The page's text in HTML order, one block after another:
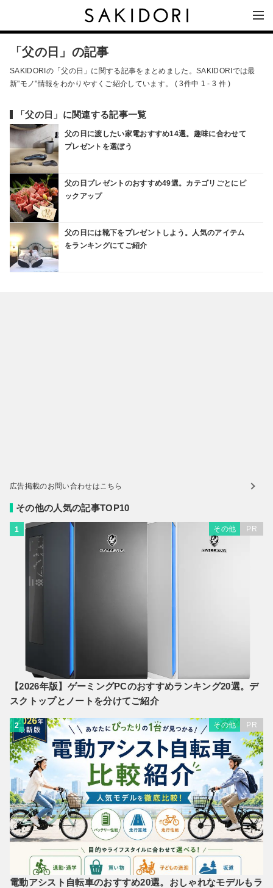
「父の日」の記事
SAKIDORIの「父の日」に関する記事をまとめました。SAKIDORIでは最
新"モノ"情報をわかりやすくご紹介しています。 ( 3件中 1 - 3 件 )
「父の日」に関連する記事一覧
父の日に渡したい家電おすすめ14選。趣味に合わせて
プレゼントを選ぼう
父の日プレゼントのおすすめ49選。カテゴリごとにピ
ックアップ
父の日には靴下をプレゼントしよう。人気のアイテム
をランキングにてご紹介
広告掲載のお問い合わせはこちら
その他の人気の記事TOP10
1 その他 PR
【2026年版】ゲーミングPCのおすすめランキング20選。デ
スクトップとノートを分けてご紹介
2 その他 PR
電動アシスト自転車のおすすめ20選。おしゃれなモデルもラ